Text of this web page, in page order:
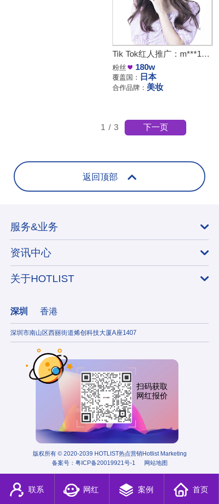
Tik Tok红人推广：m***19｜颜值舞蹈博主
粉丝 180w
覆盖国： 日本
合作品牌： 美妆
1 / 3 下一页
返回顶部
服务&业务
资讯中心
关于HOTLIST
深圳 香港
深圳市南山区西丽街道烯创科技大厦A座1407
扫码获取
网红报价
版权所有 © 2020-2039 HOTLIST热点营销Hotlist Marketing
备案号： 粤ICP备20019921号-1 网站地图
联系 网红 案例 首页